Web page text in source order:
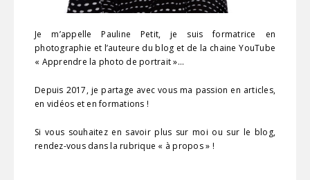
Je m’appelle Pauline Petit, je suis formatrice en
photographie et l’auteure du blog et de la chaine YouTube
« Apprendre la photo de portrait »…
Depuis 2017, je partage avec vous ma passion en articles,
en vidéos et en formations !
Si vous souhaitez en savoir plus sur moi ou sur le blog,
rendez-vous dans la rubrique « à propos » !